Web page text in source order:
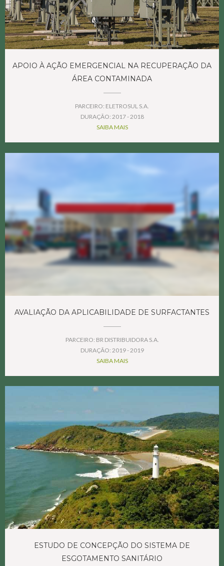
APOIO À AÇÃO EMERGENCIAL NA RECUPERAÇÃO DA
ÁREA CONTAMINADA
PARCEIRO: ELETROSUL S.A.
DURAÇÃO: 2017 - 2018
SAIBA MAIS
AVALIAÇÃO DA APLICABILIDADE DE SURFACTANTES
PARCEIRO: BR DISTRIBUIDORA S.A.
DURAÇÃO: 2019 - 2019
SAIBA MAIS
ESTUDO DE CONCEPÇÃO DO SISTEMA DE
ESGOTAMENTO SANITÁRIO